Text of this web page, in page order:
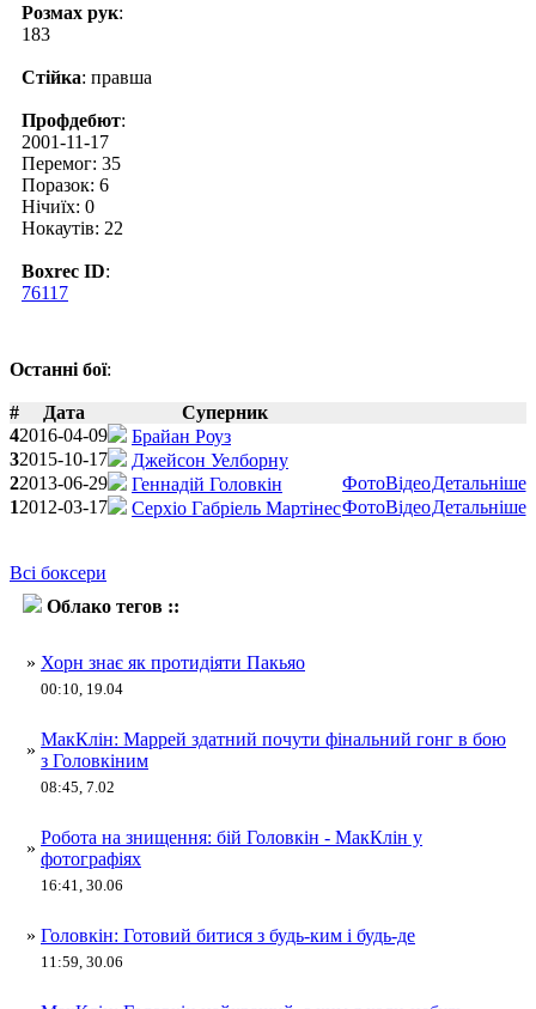
Розмах рук:
183
Стійка: правша
Профдебют:
2001-11-17
Перемог: 35
Поразок: 6
Нічиїх: 0
Нокаутів: 22
Boxrec ID:
76117
Останні бої:
# Дата
Суперник
42016-04-09
Брайан Роуз
32015-10-17
Джейсон Уелборну
22013-06-29 Геннадій Головкін ФотоВідеоДетальніше
12012-03-17 Серхіо Габріель МартінесФотоВідеоДетальніше
Всі боксери
Облако тегов ::
» Хорн знає як протидіяти Пакьяо
00:10, 19.04
»
МакКлін: Маррей здатний почути фінальний гонг в бою
з Головкіним
08:45, 7.02
»
Робота на знищення: бій Головкін - МакКлін у
фотографіях
16:41, 30.06
» Головкін: Готовий битися з будь-ким і будь-де
11:59, 30.06